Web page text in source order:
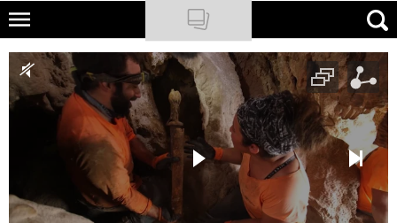
Skip
main
content
NATIONAL GEOGRAPHIC
TRAVELER
PODCASTY
Newsletter